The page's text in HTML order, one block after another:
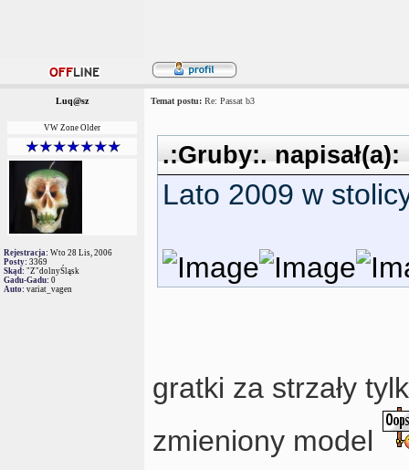
Luq@sz Temat postu: Re: Passat b3
VW Zone Older
Rejestracja: Wto 28 Lis, 2006
Posty: 3369
Skąd: "Z"dolnyŚląsk
Gadu-Gadu: 0
Auto: variat_vagen
.:Gruby:. napisał(a):
Lato 2009 w
gratki za strzały
zmieniony model